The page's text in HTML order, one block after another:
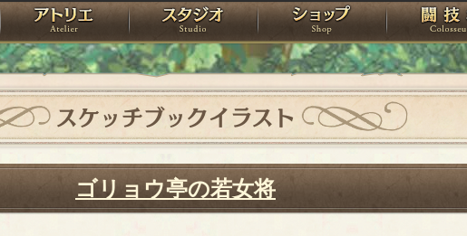
ローレット アトリエ スタジオ ショップ
スケッチブックイラスト
ゴリョウ亭の若女将